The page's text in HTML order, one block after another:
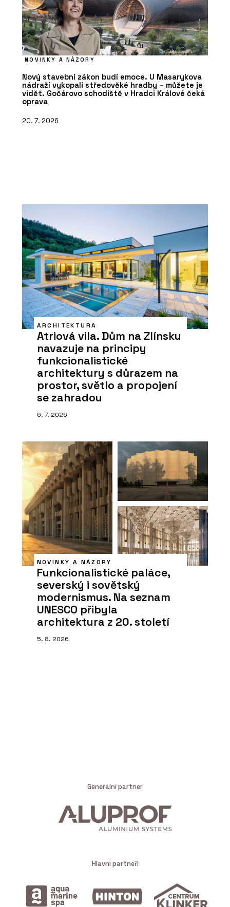
NOVINKY A NÁZORY
Nový stavební zákon budí emoce. U Masarykova
nádraží vykopali středověké hradby – můžete je
vidět. Gočárovo schodiště v Hradci Králové čeká
oprava
20. 7. 2026
ARCHITEKTURA
Atriová vila. Dům na Zlínsku
navazuje na principy
funkcionalistické
architektury s důrazem na
prostor, světlo a propojení
se zahradou
6. 7. 2026
NOVINKY A NÁZORY
Funkcionalistické paláce,
severský i sovětský
modernismus. Na seznam
UNESCO přibyla
architektura z 20. století
5. 8. 2026
Generální partner
Hlavní partneři